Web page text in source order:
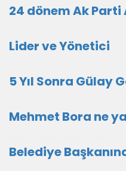
24 dönem Ak Parti
Lider ve Yönetici
5 Yıl Sonra Gülay
Mehmet Bora ne
Belediye